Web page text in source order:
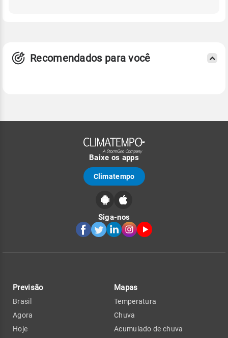
Recomendados para você
Baixe os apps
Climatempo
Siga-nos
Previsão
Brasil
Agora
Hoje
Mapas
Temperatura
Chuva
Acumulado de chuva